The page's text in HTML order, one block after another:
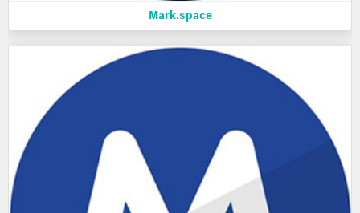
Mark.space